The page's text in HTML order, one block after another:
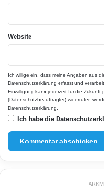
Website
Ich willige ein, dass meine Angaben aus
Datenschutzerklärung erfasst und
Einwilligung kann jederzeit für die Zukunft
(Datenschutzbeauftragter) widerrufen
Datenschutzerklärung
Ich habe die